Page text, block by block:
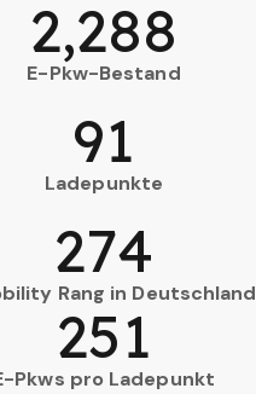
E-Pkw-Bestand
2,288
Ladepunkte
91
Rang in Deutschland
274
Pkws pro Ladepunkt
251